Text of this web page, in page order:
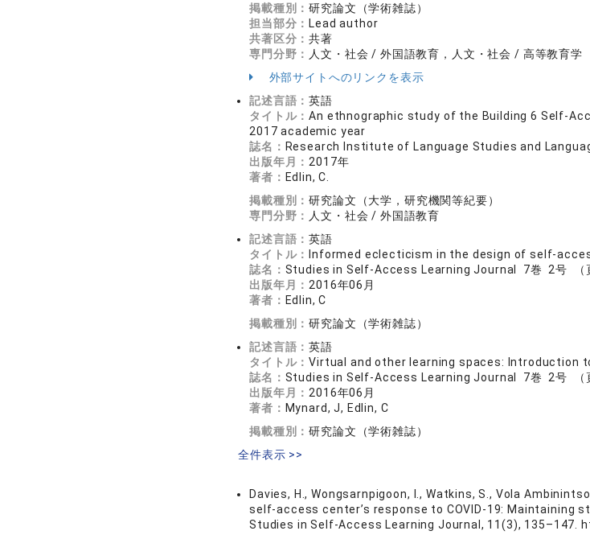
掲載種別：研究論文（学術雑誌）
担当部分： Lead author
共著区分：共著
専門分野： 人文・社会 / 外国語教育，人文・社会 / 高等教育学
外部サイトへのリンクを表示
記述言語：英語
タイトル：An ethnographic study of the Building 6 Self-
2017 academic year
誌名： Research Institute of Language Studies and
出版年月： 2017年
著者： Edlin, C.
掲載種別：研究論文（大学，研究機関等紀要）
専門分野： 人文・社会 / 外国語教育
記述言語：英語
タイトル：
Informed eclecticism in the design of self-
誌名： Studies in Self-Access Learning Journal 7巻 2号 （
出版年月： 2016年06月
著者： Edlin, C
掲載種別：研究論文（学術雑誌）
記述言語：英語
タイトル：Virtual and other learning spaces: Introduction
誌名： Studies in Self-Access Learning Journal 7巻 2号 （
出版年月： 2016年06月
著者： Mynard, J, Edlin, C
掲載種別：研究論文（学術雑誌）
全件表示 >>
Davies, H., Wongsarnpigoon, I., Watkins, S., Vola
self-access center’s response to COVID-19: Maintaining
Studies in Self-Access Learning Journal, 11(3), 135–147.